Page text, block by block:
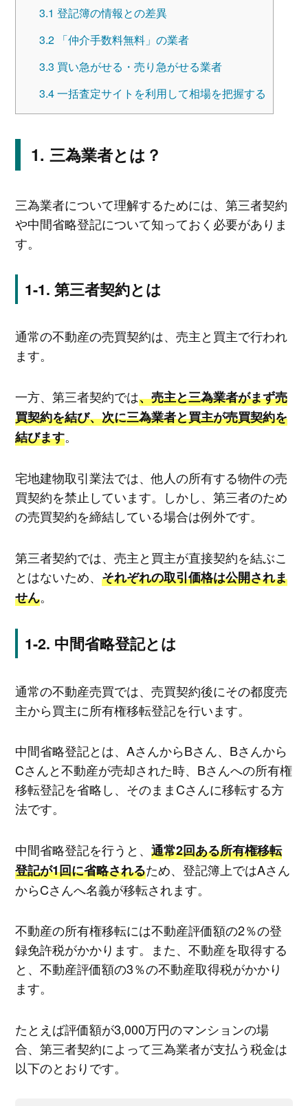
3.1 登記簿の情報との差異
3.2「仲介手数料無料」の業者
3.3 買い急がせる・売り急がせる業者
3.4一括査定サイトを利用して相場を把握する
三為業者とは？
三為業者について理解するためには、第三者契約
や中間省略登記について知っておく必要がありま
す。
第三者契約とは
通常の不動産の売買契約は、売主と買主で行われ
ます。
一方、第三者契約では、売主と三為業者がまず売
買契約を結び、次に三為業者と買主が売買契約を
結びます。
宅地建物取引業法では、他人の所有する物件の売
買契約を禁止しています。しかし、第三者のため
の売買契約を締結している場合は例外です。
第三者契約では、売主と買主が直接契約を結ぶこ
とはないため、 それぞれの取引価格は公開されま
せん。
中間省略登記とは
通常の不動産売買では、売買契約後にその都度売
主から買主に所有権移転登記を行います。
中間省略登記とは、AさんからBさん、Bさんから
Cさんと不動産が売却された時、Bさんへの所有権
移転登記を省略し、そのままCさんに移転する方
法です。
中間省略登記を行うと、 通常2回ある所有権移転
登記が1回に省略されるため、登記簿上ではAさん
からCさんへ名義が移転されます。
不動産の所有権移転には不動産評価額の2％の登
録免許税がかかります。また、不動産を取得する
と、不動産評価額の3％の不動産取得税がかかり
ます。
たとえば評価額が3,000万円のマンションの場
合、第三者契約によって三為業者が支払う税金は
以下のとおりです。